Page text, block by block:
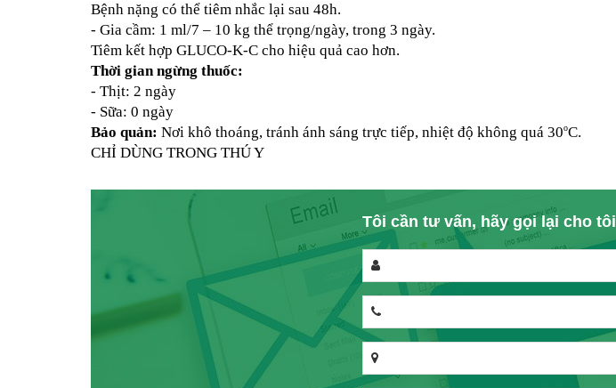
Bệnh nặng có thể tiêm nhắc lại sau 48h.
- Gia cầm: 1 ml/7 – 10 kg thể trọng/ngày, trong 3 ngày.
Tiêm kết hợp GLUCO-K-C cho hiệu quả cao hơn.
Thời gian ngừng thuốc:
- Thịt: 2 ngày
- Sữa: 0 ngày
Bảo quản: Nơi khô thoáng, tránh ánh sáng trực tiếp, nhiệt độ không quá 30oC.
CHỈ DÙNG TRONG THÚ Y
Tôi cần tư vấn, hãy gọi lại cho tôi